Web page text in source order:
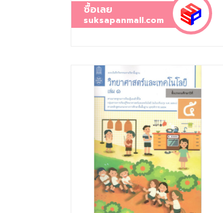
ซื้อเลย
suksapanmall.com